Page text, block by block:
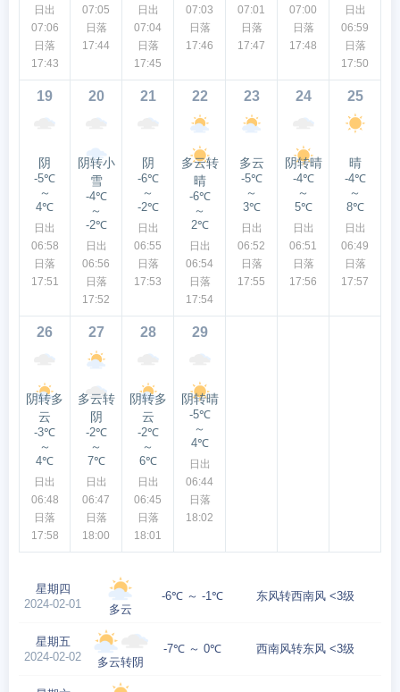
日出
07:06
日落
17:43
07:05
日落
17:44
日出
07:04
日落
17:45
07:03
日落
17:46
07:01
日落
17:47
07:00
日落
17:48
日出
06:59
日落
17:50
19
阴
-5℃
～
4℃
日出
06:58
日落
17:51
20
阴转小
雪
-4℃
～
-2℃
日出
06:56
日落
17:52
21
阴
-6℃
～
-2℃
日出
06:55
日落
17:53
22
多云转
晴
-6℃
～
2℃
日出
06:54
日落
17:54
23
多云
-5℃
～
3℃
日出
06:52
日落
17:55
24
阴转晴
-4℃
～
5℃
日出
06:51
日落
17:56
25
晴
-4℃
～
8℃
日出
06:49
日落
17:57
26
阴转多
云
-3℃
～
4℃
日出
06:48
日落
17:58
27
多云转
阴
-2℃
～
7℃
日出
06:47
日落
18:00
28
阴转多
云
-2℃
～
6℃
日出
06:45
日落
18:01
29
阴转晴
-5℃
～
4℃
日出
06:44
日落
18:02
星期四
2024-02-01
多云
-6℃ ～ -1℃ 东风转西南风 <3级
星期五
2024-02-02
多云转阴
-7℃ ～ 0℃ 西南风转东风 <3级